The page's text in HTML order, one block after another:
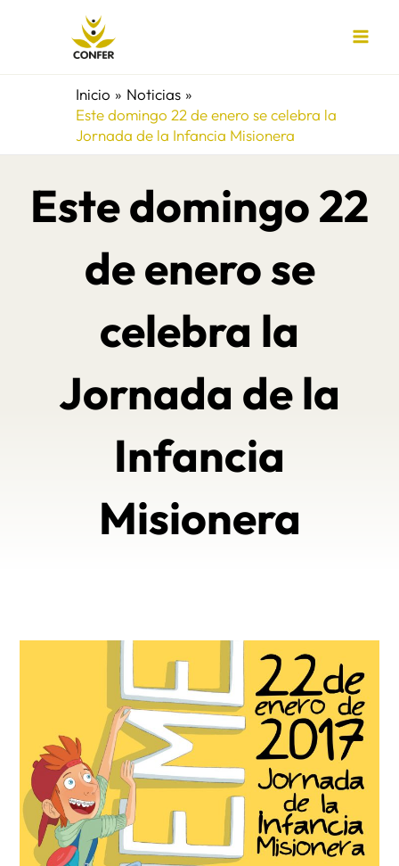
Inicio
Noticias
Este domingo 22 de enero se celebra la
Jornada de la Infancia Misionera
Este domingo 22
de enero se
celebra la
Jornada de la
Infancia
Misionera